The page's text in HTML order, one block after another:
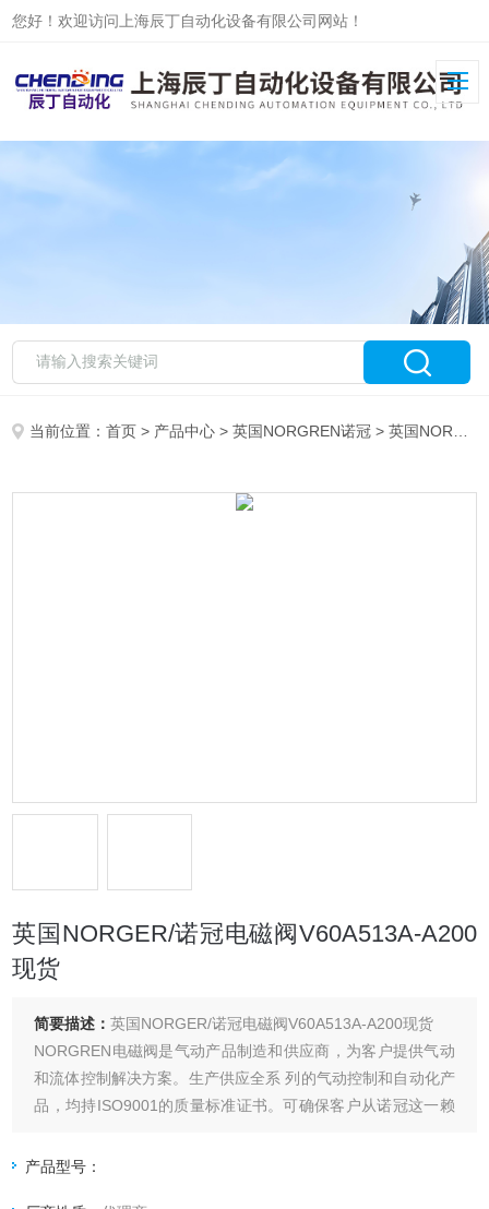
您好！欢迎访问上海辰丁自动化设备有限公司网站！
当前位置：首页 > 产品中心 >英国NORGREN诺冠 >英国NORGREN诺冠电磁阀现货
英国NORGER/诺冠电磁阀V60A513A-A200
现货
简要描述：英国NORGER/诺冠电磁阀V60A513A-A200现货
NORGREN电磁阀是气动产品制造和供应商，为客户提供气动
和流体控制解决方案。生产供应全系 列的气动控制和自动化产
品，均持ISO9001的质量标准证书。可确保客户从诺冠这一赖
产品型号：